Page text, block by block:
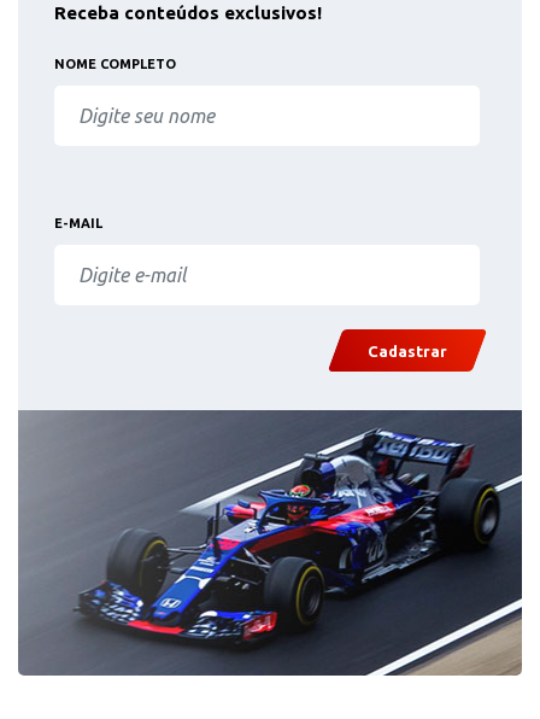
Receba conteúdos exclusivos!
NOME COMPLETO
E-MAIL
Cadastrar